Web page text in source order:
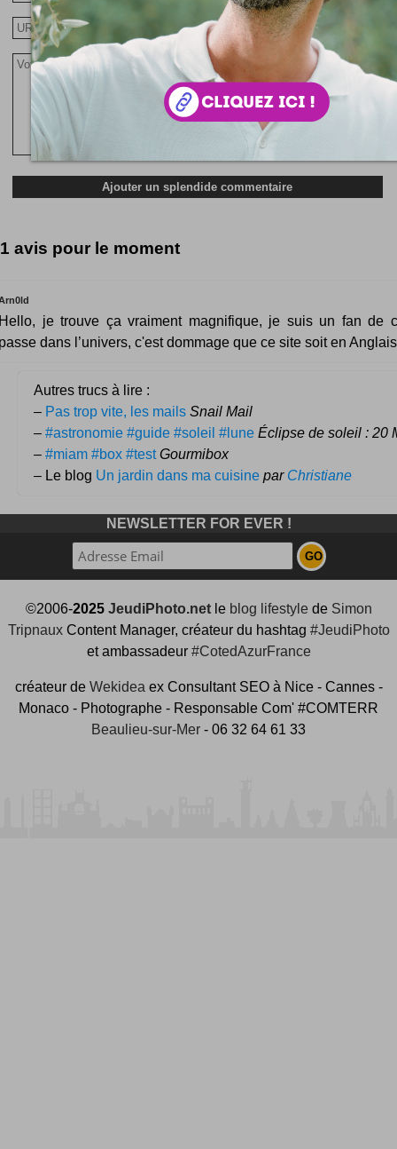
1 avis pour le moment
je trouve ça vraiment magnifique, je suis un fan de
dans l’univers, c'est dommage que ce site soit en
Autres trucs à lire :
– Pas trop vite, les mails Snail Mail
– #astronomie #guide #soleil #lune Éclipse de soleil : 20
– #miam #box #test Gourmibox
– Le blog Un jardin dans ma cuisine par Christiane
NEWSLETTER FOR EVER !
©2006-2025 JeudiPhoto.netle blog lifestylede Simon
TripnauxContent Manager, créateur du hashtag #JeudiPhoto
et ambassadeur #CotedAzurFrance
créateur de Wekidea ex Consultant SEO à Nice - Cannes -
Monaco - Photographe - Responsable Com' #COMTERR
Beaulieu-sur-Mer - 06 32 64 61 33